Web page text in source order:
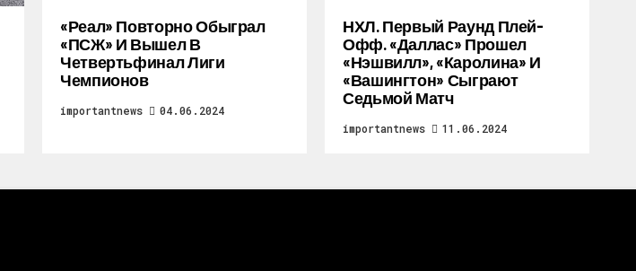
«Реал» Повторно Обыграл
«ПСЖ» И Вышел В
Четвертьфинал Лиги
Чемпионов
importantnews 04.06.2024
НХЛ. Первый Раунд Плей-
Офф. «Даллас» Прошел
«Нэшвилл», «Каролина» И
«Вашингтон» Сыграют
Седьмой Матч
importantnews 11.06.2024